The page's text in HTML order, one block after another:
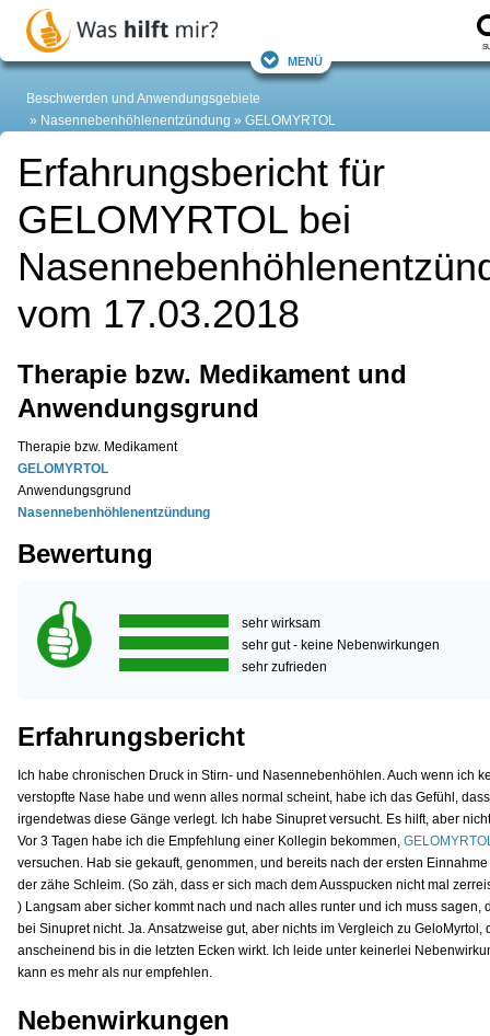
Menü
Beschwerden und Anwendungsgebiete
Nasennebenhöhlenentzündung
GELOMYRTOL
Erfahrungsbericht für
GELOMYRTOL bei
vom 17.03.2018
Therapie bzw. Medikament und
Anwendungsgrund
Therapie bzw. Medikament
GELOMYRTOL
Anwendungsgrund
Nasennebenhöhlenentzündung
Bewertung
sehr wirksam
sehr gut - keine Nebenwirkungen
sehr zufrieden
Erfahrungsbericht
Ich habe chronischen Druck in Stirn- und Nasennebenhöhlen. Auch wenn ich
verstopfte Nase habe und wenn alles normal scheint, habe ich das Gefühl,
irgendetwas diese Gänge verlegt. Ich habe Sinupret versucht. Es hilft, aber
Vor 3 Tagen habe ich die Empfehlung einer Kollegin bekommen,
versuchen. Hab sie gekauft, genommen, und bereits nach der ersten
der zähe Schleim. (So zäh, dass er sich mach dem Ausspucken nicht mal
) Langsam aber sicher kommt nach und nach alles runter und ich muss sagen,
bei Sinupret nicht. Ja. Ansatzweise gut, aber nichts im Vergleich zu GeloMyrtol,
anscheinend bis in die letzten Ecken wirkt. Ich leide unter keinerlei
kann es mehr als nur empfehlen.
Nebenwirkungen